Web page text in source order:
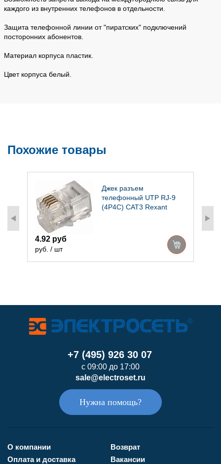
каждого из внутренних телефонов в отдельности.
Защита телефонной линии от "пиратских" подключений
посторонних абонентов.
Материал корпуса пластик.
Цвет корпуса белый.
Похожие товары
Джек разъем
телефонный UTP RJ-9
(4P4C) CAT3 Rexant
4.92 руб
руб. / шт
+7 (495) 926 30 07
с 09:00 до 17:00
sale@electroset.ru
Нужна помощь?
О компании
Оплата и доставка
Возврат
Вакансии